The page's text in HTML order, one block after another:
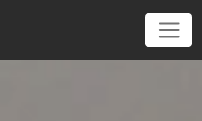
01 86 95 52 62